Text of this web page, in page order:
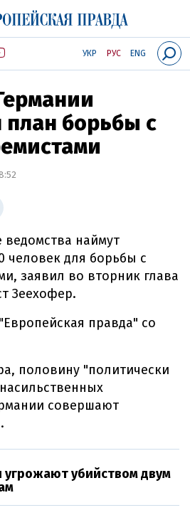
УКР РУС ENG
план борьбы с
наймут
человек для борьбы с
заявил во вторник глава
Зеехофер.
правда" со
половину "политически
совершают
угрожают убийством двум